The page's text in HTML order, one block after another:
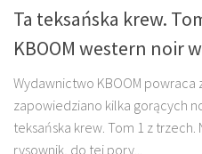
Ta teksańska krew.
KBOOM western noir
Wydawnictwo KBOOM
zapowiedziano kilka gorących
teksańska krew. Tom 1 z
rysownik, do tej pory...